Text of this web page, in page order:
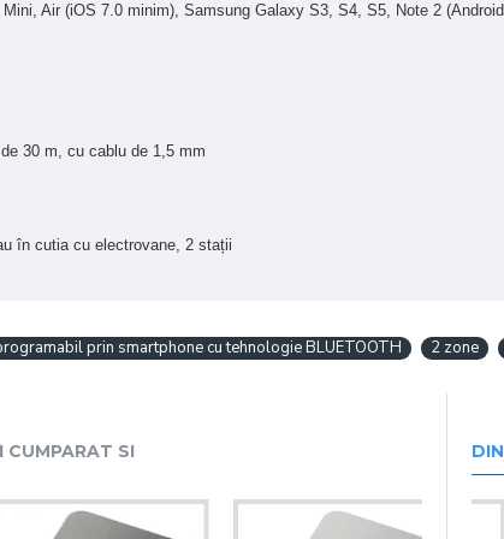
Air (iOS 7.0 minim), Samsung Galaxy S3, S4, S5, Note 2
30 m, cu cablu de 1,5 mm
în cutia cu electrovane, 2 stații
prin smartphone cu tehnologie BLUETOOTH 2 zone
CUMPARAT SI